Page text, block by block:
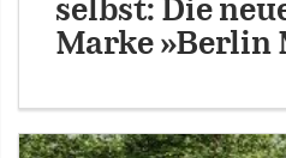
selbst: Die
Marke »Berlin